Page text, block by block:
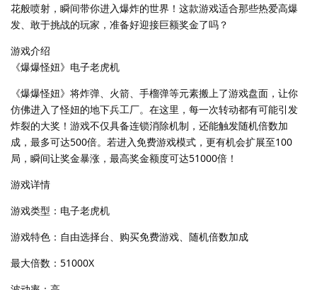
花般喷射，瞬间带你进入爆炸的世界！这款游戏适合那些热爱高爆
发、敢于挑战的玩家，准备好迎接巨额奖金了吗？
游戏介绍
《爆爆怪妞》电子老虎机
《爆爆怪妞》将炸弹、火箭、手榴弹等元素搬上了游戏盘面，让你
仿佛进入了怪妞的地下兵工厂。在这里，每一次转动都有可能引发
炸裂的大奖！游戏不仅具备连锁消除机制，还能触发随机倍数加
成，最多可达500倍。若进入免费游戏模式，更有机会扩展至100
局，瞬间让奖金暴涨，最高奖金额度可达51000倍！
游戏详情
游戏类型：电子老虎机
游戏特色：自由选择台、购买免费游戏、随机倍数加成
最大倍数：51000X